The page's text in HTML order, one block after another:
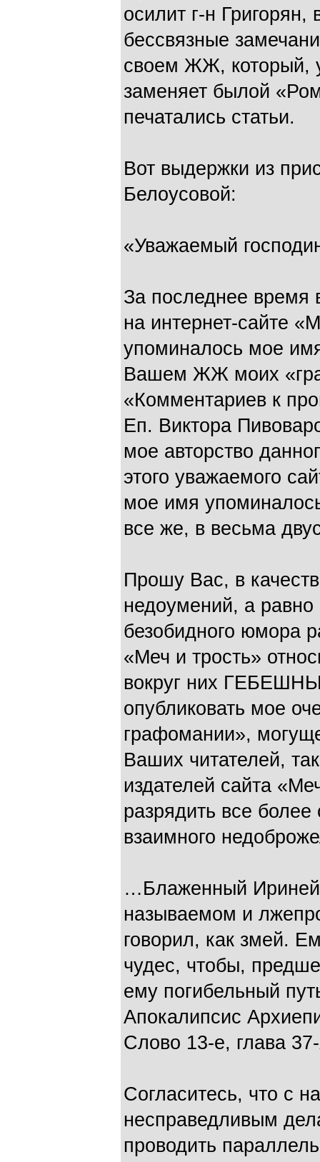
осилит г-н
бессвязные
своем ЖЖ, который,
заменяет былой
печатались статьи.
Вот выдержки из
Белоусовой:
«Уважаемый
За последнее время
на интернет-сайте
упоминалось мое
Вашем ЖЖ моих
«Комментариев к
Еп. Виктора
мое авторство
этого уважаемого
мое имя
все же, в весьма
Прошу Вас, в
недоумений, а
безобидного юмора
«Меч и трость»
вокруг них
опубликовать мое
графомании»,
Ваших читателей,
издателей сайта
разрядить все
взаимного
…Блаженный Ириней
называемом и
говорил, как змей.
чудес, чтобы,
ему погибельный
Апокалипсис
Слово 13-е, глава
Согласитесь, что с
несправедливым
проводить